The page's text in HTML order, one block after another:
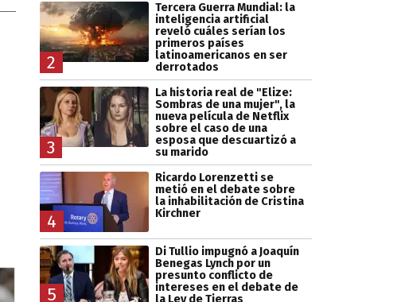
2
Tercera Guerra Mundial: la
inteligencia artificial
reveló cuáles serían los
primeros países
latinoamericanos en ser
derrotados
3
La historia real de "Elize:
Sombras de una mujer", la
nueva película de Netflix
sobre el caso de una
esposa que descuartizó a
su marido
4
Ricardo Lorenzetti se
metió en el debate sobre
la inhabilitación de Cristina
Kirchner
5
Di Tullio impugnó a Joaquín
Benegas Lynch por un
presunto conflicto de
intereses en el debate de
la Ley de Tierras